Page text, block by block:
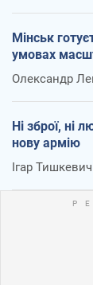
Мінськ
умовах
Олександр
Ні зброї, ні
нову армію
Ігар Тишкевич